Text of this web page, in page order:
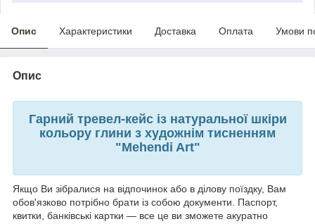
Опис Характеристики Доставка Оплата Умови
Опис
Гарний тревел-кейс із натуральної шкіри
кольору глини з художнім тисненням
"Mehendi Art"
Якщо Ви зібралися на відпочинок або в ділову поїздку, Вам
обов'язково потрібно брати із собою документи. Паспорт,
квитки, банківські картки — все це ви зможете акуратно